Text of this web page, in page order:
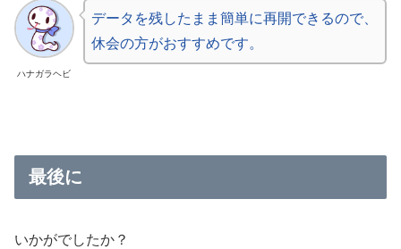
ハナガラヘビ
データを残したまま簡単に再開できるので、
休会の方がおすすめです。
最後に
いかがでしたか？